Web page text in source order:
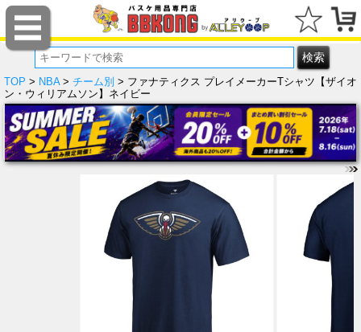
TOP > NBA> チーム別 > ファナティクス プレイメーカーTシャツ【ザイオ
ン・ウィリアムソン】ネイビー